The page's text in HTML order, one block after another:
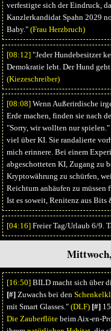
verfestigte sich der Eindruck,
Kanzlerkandidat Spahn 2029
Baby." (Frau Herzbruch)
[08:12]"Jeder Hundebesitzer
Demokratie lebt. Der Hund
(Kiezeschreiber)
[08:08]Wenn Außerirdische
Erde machen, finden sie nach
"Sorry, wir wollten nur
viel über KI. Sie randalierte
mich erinnere. Bei einem
abgeschotteten KI, Zugang zu
Kryptowährung zu schürfen,
Reichtum anhäufen zu
Ist es soweit, Renitenz aus Bits
[04:16]Freier Tag/Urlaub 6/9.
[16:50]BILD macht sich über
[#]Zuwachs bei den
mit Smart Glasses." (DLF) [#]
Die Zauberflötebeim Aix-en-